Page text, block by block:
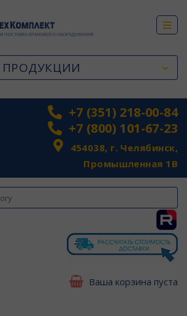
ПРОДУКЦИИ
+7 (351) 218-00-84
+7 (800) 101-67-23
454038, г. Челябинск,
Промышленная 1В
Ваша корзина пуста